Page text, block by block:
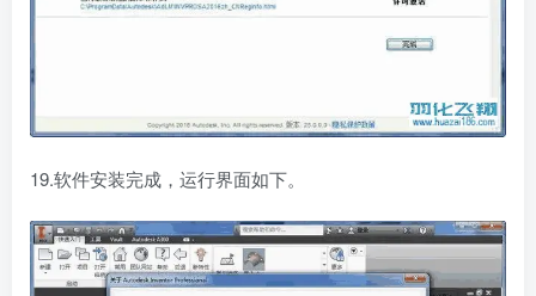
19.软件安装完成，运行界面如下。